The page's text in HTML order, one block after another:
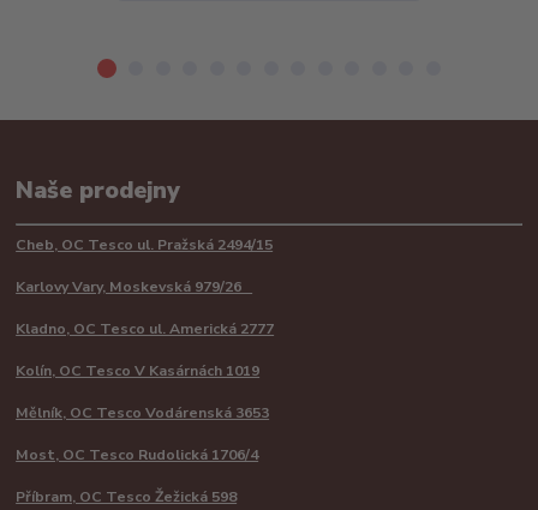
Naše prodejny
Cheb, OC Tesco ul. Pražská 2494/15
Karlovy Vary, Moskevská 979/26
Kladno, OC Tesco ul. Americká 2777
Kolín, OC Tesco V Kasárnách 1019
Mělník, OC Tesco Vodárenská 3653
Most, OC Tesco Rudolická 1706/4
Příbram, OC Tesco Žežická 598